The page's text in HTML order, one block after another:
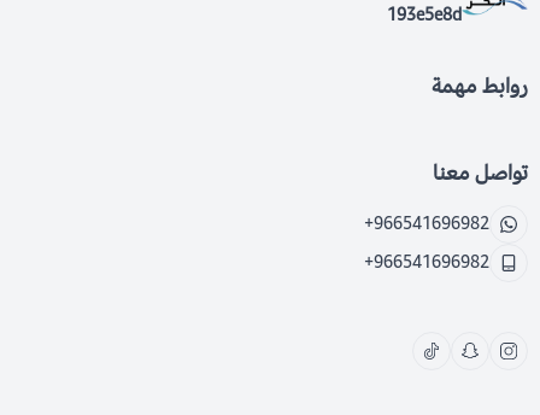
193e5e8d
روابط مهمة
تواصل معنا
+966541696982
+966541696982